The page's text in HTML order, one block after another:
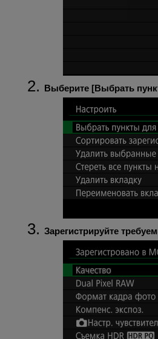
Выберите [Выбрать
Зарегистрируйте